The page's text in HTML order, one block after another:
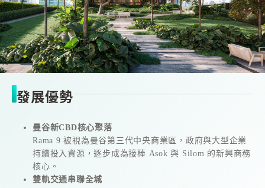
發展優勢
曼谷新CBD核心聚落
Rama 9 被視為曼谷第三代中央商業區，政府與大型企業
持續投入資源，逐步成為接棒 Asok 與 Silom 的新興商務
核心。
雙軌交通串聯全城